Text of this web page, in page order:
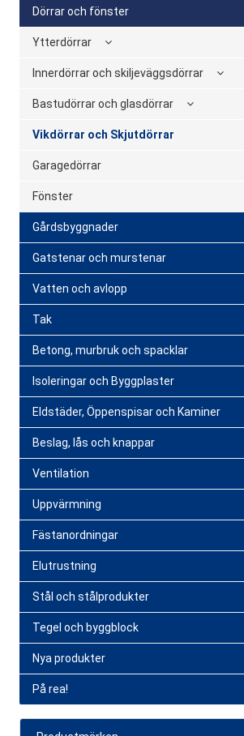
Dörrar och fönster
Ytterdörrar
Innerdörrar och skiljeväggsdörrar
Bastudörrar och glasdörrar
Vikdörrar och Skjutdörrar
Garagedörrar
Fönster
Gårdsbyggnader
Gatstenar och murstenar
Vatten och avlopp
Tak
Betong, murbruk och spacklar
Isoleringar och Byggplaster
Eldstäder, Öppenspisar och Kaminer
Beslag, lås och knappar
Ventilation
Uppvärmning
Fästanordningar
Elutrustning
Stål och stålprodukter
Tegel och byggblock
Nya produkter
På rea!